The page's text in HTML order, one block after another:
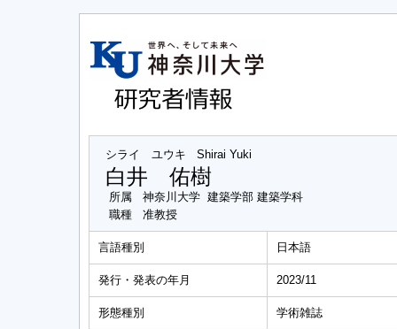
シライ ユウキ Shirai Yuki
白井 佑樹
所属
神奈川大学 建築学部 建築学科
職種
准教授
言語種別 日本語
発行・発表の年月 2023/11
形態種別 学術雑誌